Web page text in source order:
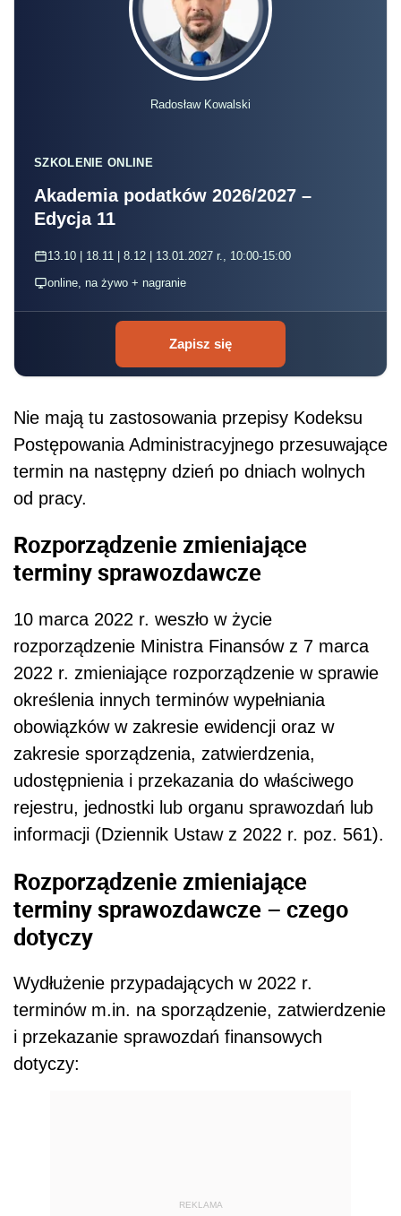
Radosław Kowalski
SZKOLENIE ONLINE
Akademia podatków 2026/2027 –
Edycja 11
13.10 | 18.11 | 8.12 | 13.01.2027 r., 10:00-15:00
online, na żywo + nagranie
Zapisz się
Nie mają tu zastosowania przepisy Kodeksu
Postępowania Administracyjnego przesuwające
termin na następny dzień po dniach wolnych
od pracy.
Rozporządzenie zmieniające
terminy sprawozdawcze
10 marca 2022 r. weszło w życie
rozporządzenie Ministra Finansów z 7 marca
2022 r. zmieniające rozporządzenie w sprawie
określenia innych terminów wypełniania
obowiązków w zakresie ewidencji oraz w
zakresie sporządzenia, zatwierdzenia,
udostępnienia i przekazania do właściwego
rejestru, jednostki lub organu sprawozdań lub
informacji (Dziennik Ustaw z 2022 r. poz. 561).
Rozporządzenie zmieniające
terminy sprawozdawcze – czego
dotyczy
Wydłużenie przypadających w 2022 r.
terminów m.in. na sporządzenie, zatwierdzenie
i przekazanie sprawozdań finansowych
dotyczy:
REKLAMA